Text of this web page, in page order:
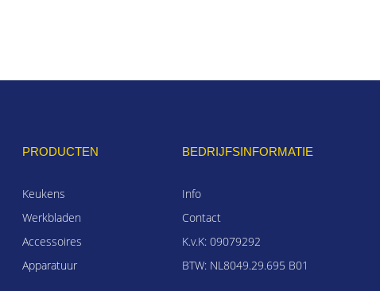
PRODUCTEN
Keukens
Werkbladen
Accessoires
Apparatuur
BEDRIJFSINFORMATIE
Info
Contact
K.v.K: 09079292
BTW: NL8049.29.695 B01